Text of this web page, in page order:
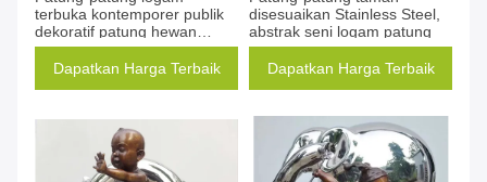
terbuka kontemporer publik
dekoratif patung hewan
Stainless Steel
Dapatkan Harga Terbaik
disesuaikan Stainless Steel,
abstrak seni logam patung
Dapatkan Harga Terbaik